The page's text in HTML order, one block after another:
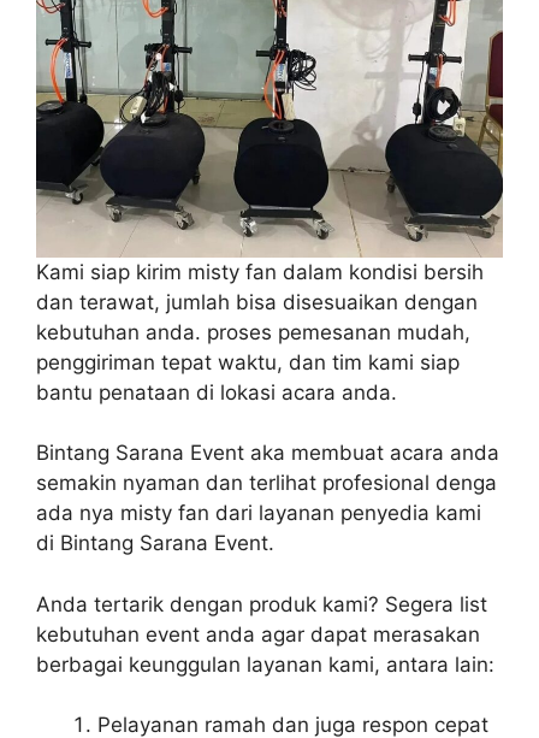
Kami siap kirim misty fan dalam kondisi bersih
dan terawat, jumlah bisa disesuaikan dengan
kebutuhan anda. proses pemesanan mudah,
penggiriman tepat waktu, dan tim kami siap
bantu penataan di lokasi acara anda.
Bintang Sarana Event aka membuat acara anda
semakin nyaman dan terlihat profesional denga
ada nya misty fan dari layanan penyedia kami
di Bintang Sarana Event.
Anda tertarik dengan produk kami? Segera list
kebutuhan event anda agar dapat merasakan
berbagai keunggulan layanan kami, antara lain:
Pelayanan ramah dan juga respon cepat